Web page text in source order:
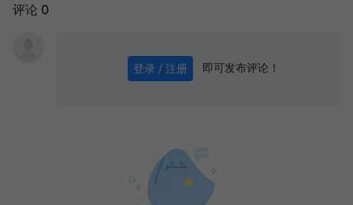
评论 0
登录 / 注册 即可发布评论！